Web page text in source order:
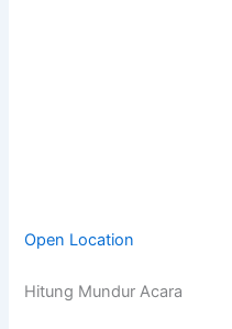
Open Location
Hitung Mundur Acara